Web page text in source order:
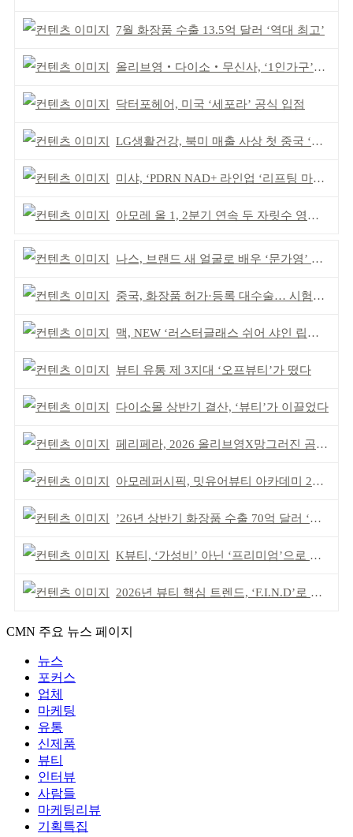
7월 화장품 수출 13.5억 달러 ‘역대 최고’
올리브영‧다이소‧무신사, ‘1인가구’가 이끈다
닥터포헤어, 미국 ‘세포라’ 공식 입점
LG생활건강, 북미 매출 사상 첫 중국 ‘추월’
미샤, ‘PDRN NAD+ 라인업 ‘리프팅 마스크’ 출시
아모레 올 1, 2분기 연속 두 자릿수 영업이익률 기록
나스, 브랜드 새 얼굴로 배우 ‘문가영’ 발탁
중국, 화장품 허가·등록 대수술… 시험자료 공용 허용
맥, NEW ‘러스터글래스 쉬어 샤인 립스틱’ 출시
뷰티 유통 제 3지대 ‘오프뷰티’가 떴다
다이소몰 상반기 결산, ‘뷰티’가 이끌었다
페리페라, 2026 올리브영X망그러진 곰 콜라보
아모레퍼시픽, 밋유어뷰티 아카데미 2기 발대식
’26년 상반기 화장품 수출 70억 달러 ‘역대 최고’
K뷰티, ‘가성비’ 아닌 ‘프리미엄’으로 승부걸어야
2026년 뷰티 핵심 트렌드, ‘F.I.N.D’로 읽는다
CMN 주요 뉴스 페이지
뉴스
포커스
업체
마케팅
유통
신제품
뷰티
인터뷰
사람들
마케팅리뷰
기획특집